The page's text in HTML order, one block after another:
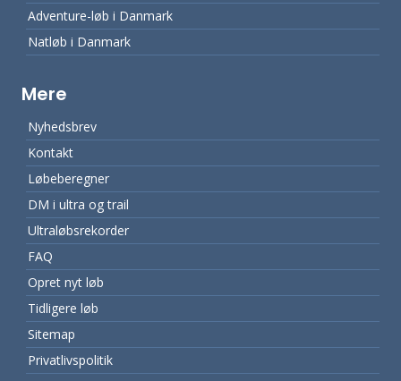
Adventure-løb i Danmark
Natløb i Danmark
Mere
Nyhedsbrev
Kontakt
Løbeberegner
DM i ultra og trail
Ultraløbsrekorder
FAQ
Opret nyt løb
Tidligere løb
Sitemap
Privatlivspolitik